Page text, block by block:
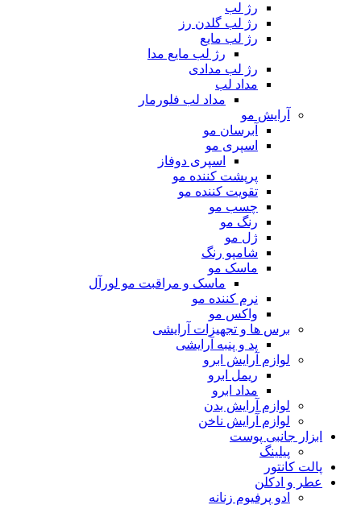
رژ لب
رژ لب گلدن رز
رژ لب مایع
رژ لب مایع مدا
رژ لب مدادی
مداد لب
مداد لب فلورمار
آرایش مو
آبرسان مو
اسپری مو
اسپری دوفاز
پرپشت کننده مو
تقویت کننده مو
چسب مو
رنگ مو
ژل مو
شامپو رنگ
ماسک مو
ماسک و مراقبت مو لورآل
نرم کننده مو
واکس مو
برس ها و تجهیزات آرایشی
پد و پنبه آرایشی
لوازم آرایش ابرو
ریمل ابرو
مداد ابرو
لوازم آرایش بدن
لوازم آرایش ناخن
ابزار جانبی پوست
پیلینگ
پالت کانتور
عطر و ادکلن
ادو پرفیوم زنانه